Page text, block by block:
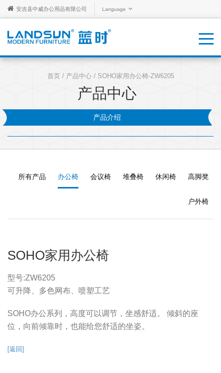
安吉县中威办公用品有限公司 Language
首页/ 产品中心/ SOHO家用办公椅-ZW6205
产品中心
产品介绍
所有产品 办公椅 会议椅 堆叠椅 休闲椅 高脚凳
户外椅
SOHO家用办公椅
型号:ZW6205
可升降、多色网布、喷塑工艺
SOHO办公系列，高度可以调节，坐感舒适。 倾斜的座
位，向前倾靠时，也能给您舒适的坐姿。
[返回]